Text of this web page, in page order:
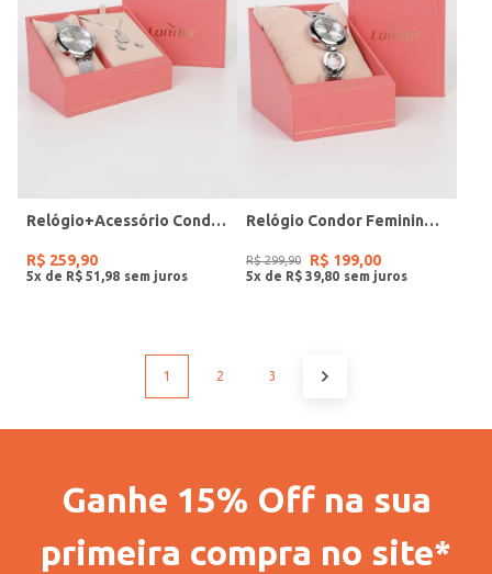
Relógio+Acessório Condor Feminino PRATA
R$ 259,90
5x de R$ 51 98
Relógio Condor Feminino PRATA
R$ 299,90 R$ 199,00
5x de R$ 39 80
1 2 3
Ganhe 15% Off na sua
primeira compra no site*